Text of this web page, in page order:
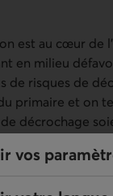
vos
est au cœur de
en milieu
de risques de
du primaire et on
décrochage
est présent
cégeps de la
au Québec